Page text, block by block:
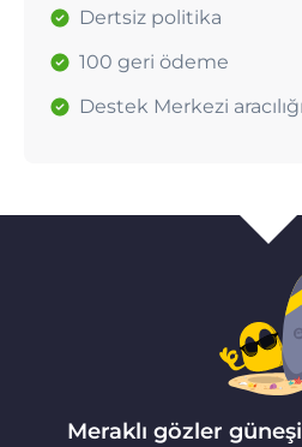
Dertsiz politika
100 geri ödeme
Destek Merkezi
Meraklı gözler